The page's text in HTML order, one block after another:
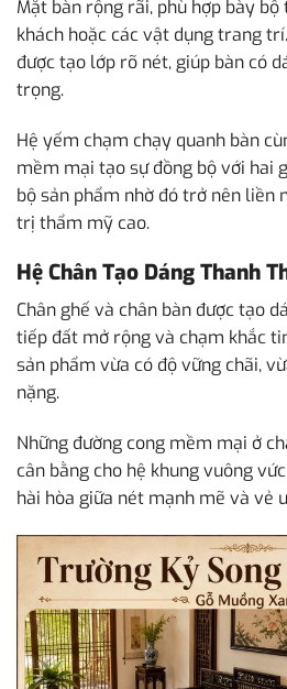
Mặt bàn rộng rãi, phù hợp bày
khách hoặc các vật dụng trang
được tạo lớp rõ nét, giúp bàn có
trọng.
Hệ yếm chạm chạy quanh bàn
mềm mại tạo sự đồng bộ với hai
bộ sản phẩm nhờ đó trở nên liền
trị thẩm mỹ cao.
Hệ Chân Tạo Dáng Thanh
Chân ghế và chân bàn được tạo
tiếp đất mở rộng và chạm khắc
sản phẩm vừa có độ vững chãi,
nặng.
Những đường cong mềm mại ở
cân bằng cho hệ khung vuông
hài hòa giữa nét mạnh mẽ và vẻ